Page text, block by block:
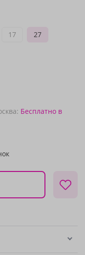
17 27
Бесплатно в